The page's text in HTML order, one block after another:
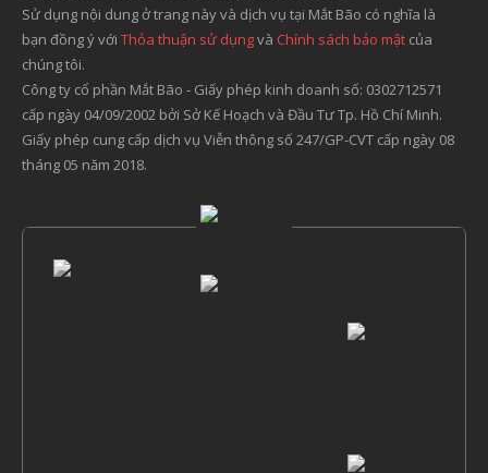
Sử dụng nội dung ở trang này và dịch vụ tại Mắt Bão có nghĩa là
bạn đồng ý với Thỏa thuận sử dụngvà Chính sách bảo mật của
chúng tôi.
Công ty cổ phần Mắt Bão - Giấy phép kinh doanh số: 0302712571
cấp ngày 04/09/2002 bởi Sở Kế Hoạch và Đầu Tư Tp. Hồ Chí Minh.
Giấy phép cung cấp dịch vụ Viễn thông số 247/GP-CVT cấp ngày 08
tháng 05 năm 2018.